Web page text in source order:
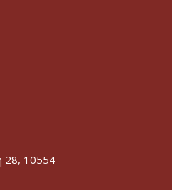
28, 10554